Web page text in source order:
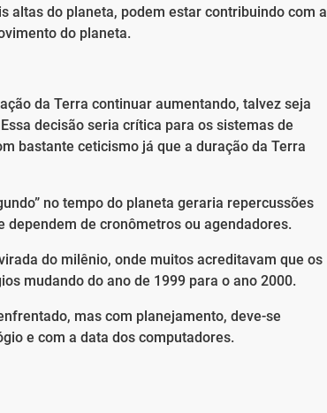
altas do planeta, podem estar contribuindo com a
do planeta.
da Terra continuar aumentando, talvez seja
decisão seria crítica para os sistemas de
bastante ceticismo já que a duração da Terra
no tempo do planeta geraria repercussões
de cronômetros ou agendadores.
do milênio, onde muitos acreditavam que os
mudando do ano de 1999 para o ano 2000.
mas com planejamento, deve-se
e com a data dos computadores.